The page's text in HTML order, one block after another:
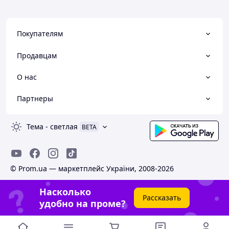
Покупателям
Продавцам
О нас
Партнеры
Тема - светлая BETA
© Prom.ua — маркетплейс України, 2008-2026
Насколько
удобно на проме?
Рассказать